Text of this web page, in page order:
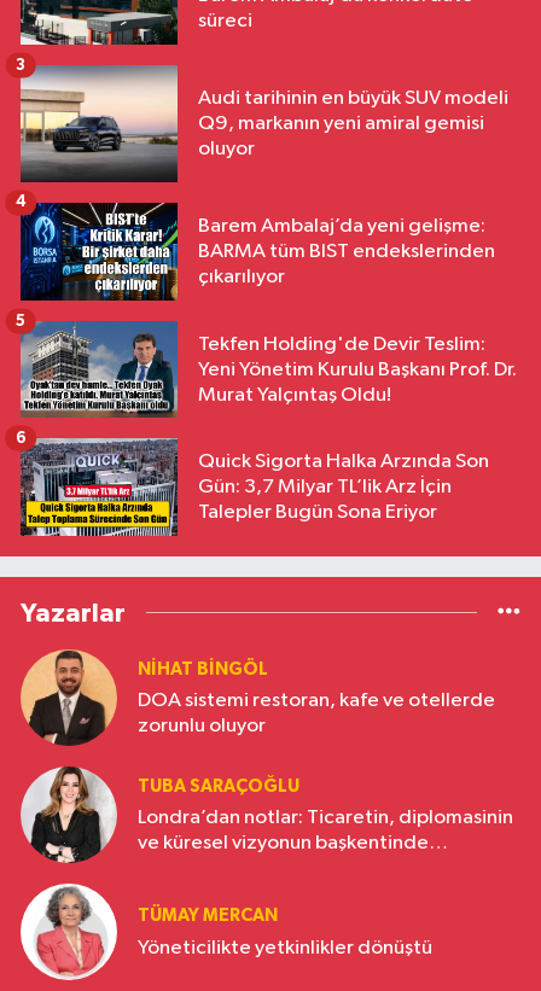
süreci
Audi tarihinin en büyük SUV modeli
Q9, markanın yeni amiral gemisi
oluyor
3
Barem Ambalaj’da yeni gelişme:
BARMA tüm BIST endekslerinden
çıkarılıyor
4
Tekfen Holding'de Devir Teslim:
Yeni Yönetim Kurulu Başkanı Prof. Dr.
Murat Yalçıntaş Oldu!
5
Quick Sigorta Halka Arzında Son
Gün: 3,7 Milyar TL’lik Arz İçin
Talepler Bugün Sona Eriyor
6
Yazarlar
NIHAT BINGÖL
DOA sistemi restoran, kafe ve otellerde
zorunlu oluyor
TUBA SARAÇOĞLU
Londra’dan notlar: Ticaretin, diplomasinin
ve küresel vizyonun başkentinde
TÜMAY MERCAN
Yöneticilikte yetkinlikler dönüştü